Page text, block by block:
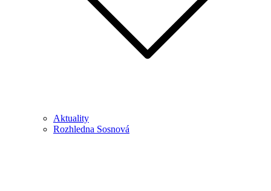
Aktuality
Rozhledna Sosnová